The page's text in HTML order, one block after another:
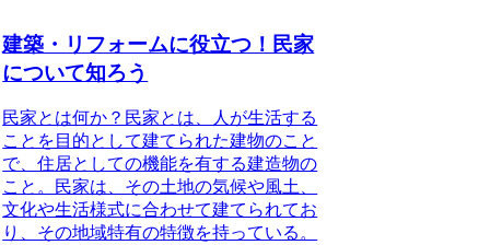
建築・リフォームに役立つ！民家
について知ろう
民家とは何か？民家とは、人が生活する
ことを目的として建てられた建物のこと
で、住居としての機能を有する建造物の
こと。民家は、その土地の気候や風土、
文化や生活様式に合わせて建てられてお
り、その地域特有の特徴を持っている。